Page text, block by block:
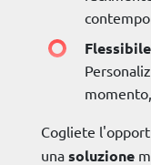
Cogliete
una soluzione